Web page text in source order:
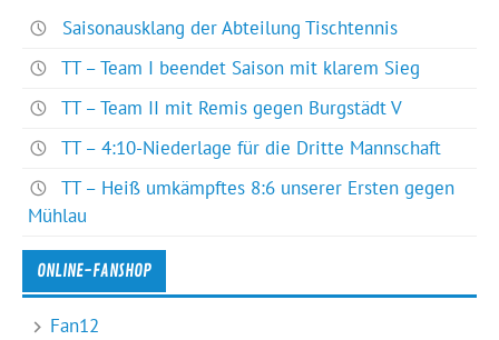
Saisonausklang der Abteilung Tischtennis
TT – Team I beendet Saison mit klarem Sieg
TT – Team II mit Remis gegen Burgstädt V
TT – 4:10-Niederlage für die Dritte Mannschaft
TT – Heiß umkämpftes 8:6 unserer Ersten gegen
Mühlau
ONLINE-FANSHOP
Fan12